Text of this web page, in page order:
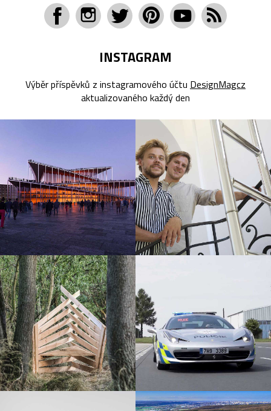
INSTAGRAM
Výběr příspěvků z instagramového účtu DesignMagcz
aktualizovaného každý den